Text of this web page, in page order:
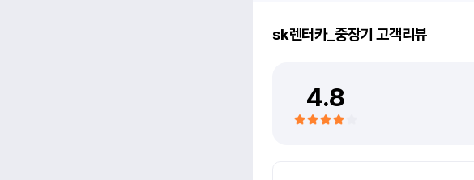
sk렌터카_중장기 고객리뷰
4.8